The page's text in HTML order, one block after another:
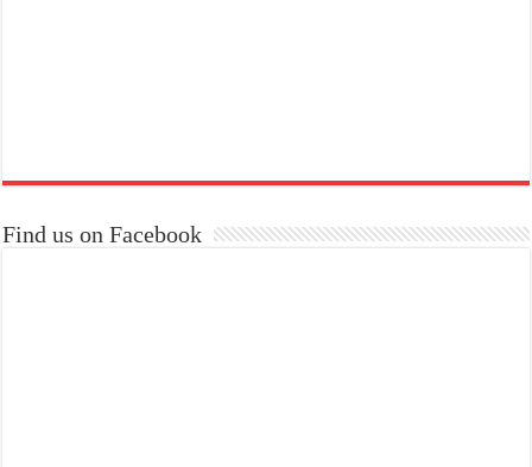
Find us on Facebook